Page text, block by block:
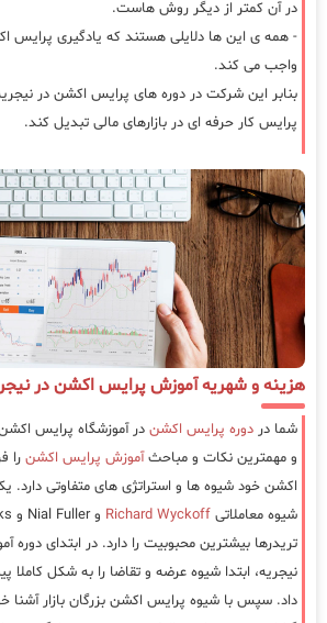
در آن کمتر از دیگر روش هاست.
- همه ی این ها دلایلی هستند که یادگیری پرایس
واجب می کند.
بنابر این شرکت در دوره های پرایس اکشن در
پرایس کار حرفه ای در بازارهای مالی تبدیل کند.
هزینه و شهریه آموزش پرایس اکشن در
شما در دوره پرایس اکشن در آموزشگاه پرایس
و مهمترین نکات و مباحثآموزش پرایس اکشن را
اکشن خود شیوه ها و استراتژی های متفاوتی دارد.
شیوه معاملاتی Richard Wyckoff
تریدرها بیشترین محبوبیت را دارد. در ابتدای
نیجریه، ابتدا شیوه عرضه و تقاضا را به شکل کاملا
داد. سپس با شیوه پرایس اکشن بزرگان بازار آشنا